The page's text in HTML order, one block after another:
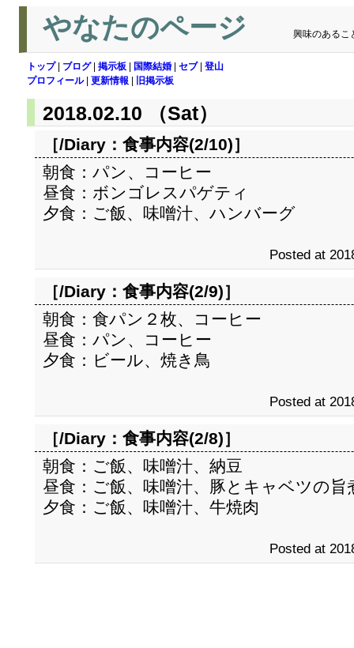
やなたのページ 興味のあるこ
トップ| ブログ| 掲示板 国際結婚 セブ| 登山
プロフィール| 更新情報 旧掲示板
2018.02.10 （Sat）
［/Diary： 食事内容(2/10)］
朝食：パン、コーヒー
昼食：ボンゴレスパゲティ
夕食：ご飯、味噌汁、ハンバーグ
Posted at
［/Diary： 食事内容(2/9)］
朝食：食パン２枚、コーヒー
昼食：パン、コーヒー
夕食：ビール、焼き鳥
Posted at
［/Diary： 食事内容(2/8)］
朝食：ご飯、味噌汁、納豆
昼食：ご飯、味噌汁、豚とキャベツの旨
夕食：ご飯、味噌汁、牛焼肉
Posted at